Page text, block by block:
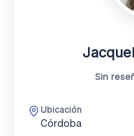
Sin
Ubicación
Córdoba